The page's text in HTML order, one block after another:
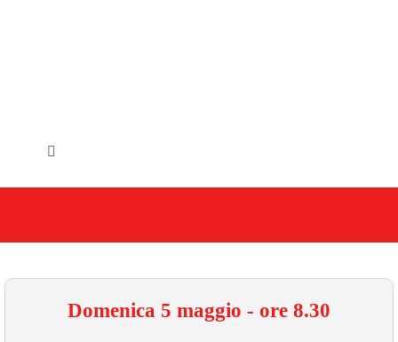
Toggle
IL COMUNE
Domenica 5 maggio - ore 8.30